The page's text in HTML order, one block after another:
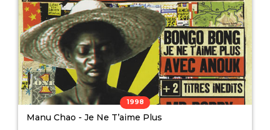
1998
Manu Chao - Je Ne T’aime Plus